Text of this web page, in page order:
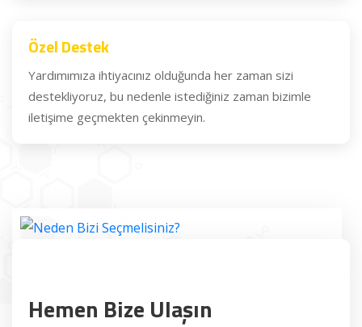
Özel Destek
Yardımımıza ihtiyacınız olduğunda her zaman sizi
destekliyoruz, bu nedenle istediğiniz zaman bizimle
iletişime geçmekten çekinmeyin.
Hemen Bize Ulaşın